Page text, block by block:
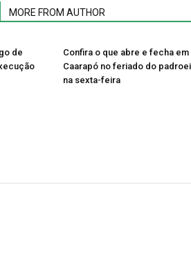
MORE FROM AUTHOR
de
Confira o que abre e fecha em
Caarapó no feriado do
na sexta-feira